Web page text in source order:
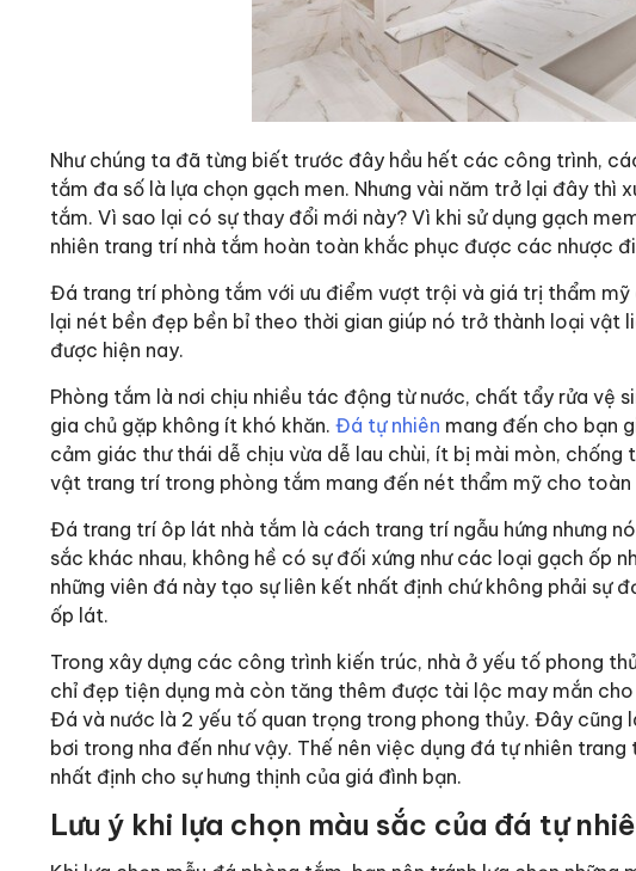
Như chúng ta đã từng biết trước đây hầu hết các công trình,
tắm đa số là lựa chọn gạch men. Nhưng vài năm trở lại đây thì
tắm. Vì sao lại có sự thay đổi mới này? Vì khi sử dụng gạch
nhiên trang trí nhà tắm hoàn toàn khắc phục được các nhược
Đá trang trí phòng tắm với ưu điểm vượt trội và giá trị thẩm
lại nét bền đẹp bền bỉ theo thời gian giúp nó trở thành loại
được hiện nay.
Phòng tắm là nơi chịu nhiều tác động từ nước, chất tẩy rửa vệ
gia chủ gặp không ít khó khăn. Đá tự nhiên mang đến cho bạn
cảm giác thư thái dễ chịu vừa dễ lau chùi, ít bị mài mòn, chống
vật trang trí trong phòng tắm mang đến nét thẩm mỹ cho toàn
Đá trang trí ôp lát nhà tắm là cách trang trí ngẫu hứng nhưng
sắc khác nhau, không hề có sự đối xứng như các loại gạch ốp
những viên đá này tạo sự liên kết nhất định chứ không phải sự
ốp lát.
Trong xây dựng các công trình kiến trúc, nhà ở yếu tố phong
chỉ đẹp tiện dụng mà còn tăng thêm được tài lộc may mắn
Đá và nước là 2 yếu tố quan trọng trong phong thủy. Đây cũng
bơi trong nha đến như vậy. Thế nên việc dụng đá tự nhiên
nhất định cho sự hưng thịnh của giá đình bạn.
Lưu ý khi lựa chọn màu sắc của đá tự